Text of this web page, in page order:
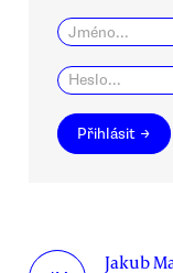
Přihlásit →
Jakub